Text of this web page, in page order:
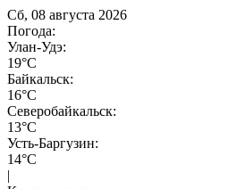
Сб, 08 августа 2026
Погода:
Улан-Удэ:
19°C
Байкальск:
16°C
Северобайкальск:
13°C
Усть-Баргузин:
14°C
|